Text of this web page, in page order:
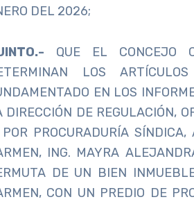
DEL 2026;
.- QUE EL CONCEJO
LOS
EN LOS
DIRECCIÓN DE REGULACIÓN,
PROCURADURÍA
ING. MAYRA
DE UN BIEN
CON UN PREDIO DE